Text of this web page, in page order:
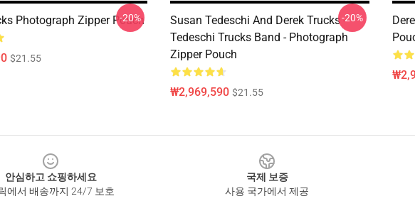
Photograph Zipper Pouch
$21.55
-20%
Susan Tedeschi And Derek Trucks -
Tedeschi Trucks Band - Photograph
Zipper Pouch
₩2,969,590 $21.55
-20%
안심하고 쇼핑하세요
에서 배송까지 24/7 보호
국제 보증
사용 국가에서 제공